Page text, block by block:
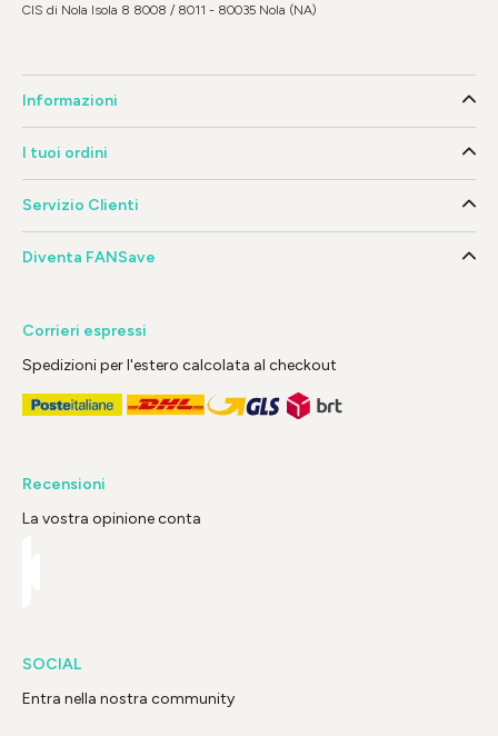
CIS di Nola Isola 8 8008 / 8011 - 80035 Nola (NA)
Informazioni
I tuoi ordini
Servizio Clienti
Diventa FANSave
Corrieri espressi
Spedizioni per l'estero calcolata al checkout
Recensioni
La vostra opinione conta
SOCIAL
Entra nella nostra community